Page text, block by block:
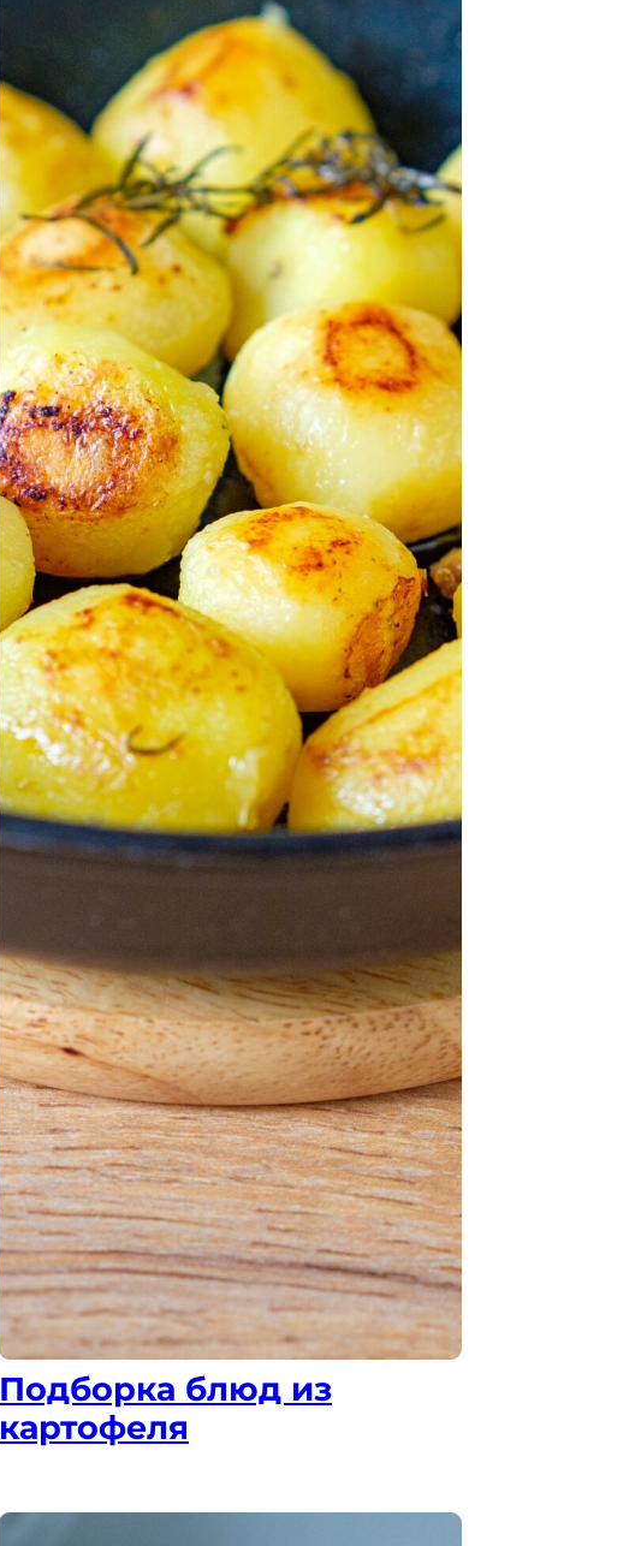
Подборка блюд из
картофеля